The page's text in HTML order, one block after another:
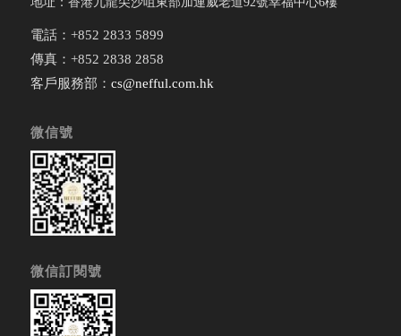
電話：+852 2833 5899
傳真：+852 2838 2858
客戶服務部： cs@nefful.com.hk
微信號
微信訂閱號